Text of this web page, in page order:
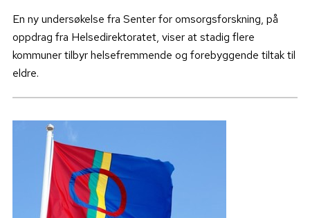
En ny undersøkelse fra Senter for omsorgsforskning, på
oppdrag fra Helsedirektoratet, viser at stadig flere
kommuner tilbyr helsefremmende og forebyggende tiltak til
eldre.